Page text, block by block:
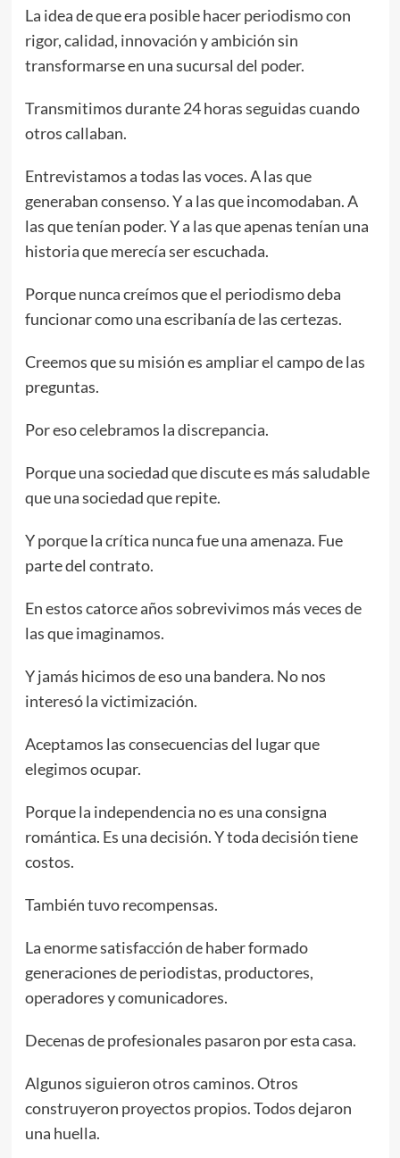
La idea de que era posible hacer periodismo con
rigor, calidad, innovación y ambición sin
transformarse en una sucursal del poder.
Transmitimos durante 24 horas seguidas cuando
otros callaban.
Entrevistamos a todas las voces. A las que
generaban consenso. Y a las que incomodaban. A
las que tenían poder. Y a las que apenas tenían una
historia que merecía ser escuchada.
Porque nunca creímos que el periodismo deba
funcionar como una escribanía de las certezas.
Creemos que su misión es ampliar el campo de las
preguntas.
Por eso celebramos la discrepancia.
Porque una sociedad que discute es más saludable
que una sociedad que repite.
Y porque la crítica nunca fue una amenaza. Fue
parte del contrato.
En estos catorce años sobrevivimos más veces de
las que imaginamos.
Y jamás hicimos de eso una bandera. No nos
interesó la victimización.
Aceptamos las consecuencias del lugar que
elegimos ocupar.
Porque la independencia no es una consigna
romántica. Es una decisión. Y toda decisión tiene
costos.
También tuvo recompensas.
La enorme satisfacción de haber formado
generaciones de periodistas, productores,
operadores y comunicadores.
Decenas de profesionales pasaron por esta casa.
Algunos siguieron otros caminos. Otros
construyeron proyectos propios. Todos dejaron
una huella.